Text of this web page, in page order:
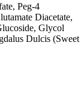
Peg-4
Diacetate,
Glycol
Dulcis (Sweet